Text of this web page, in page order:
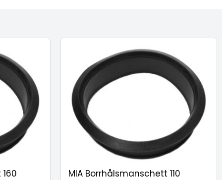
MIA Borrhålsmanschett 110